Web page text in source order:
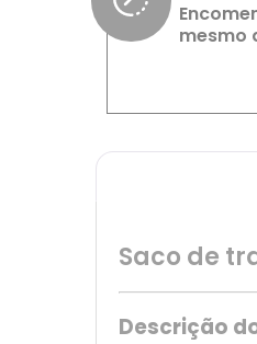
mesmo
Saco de
Descrição